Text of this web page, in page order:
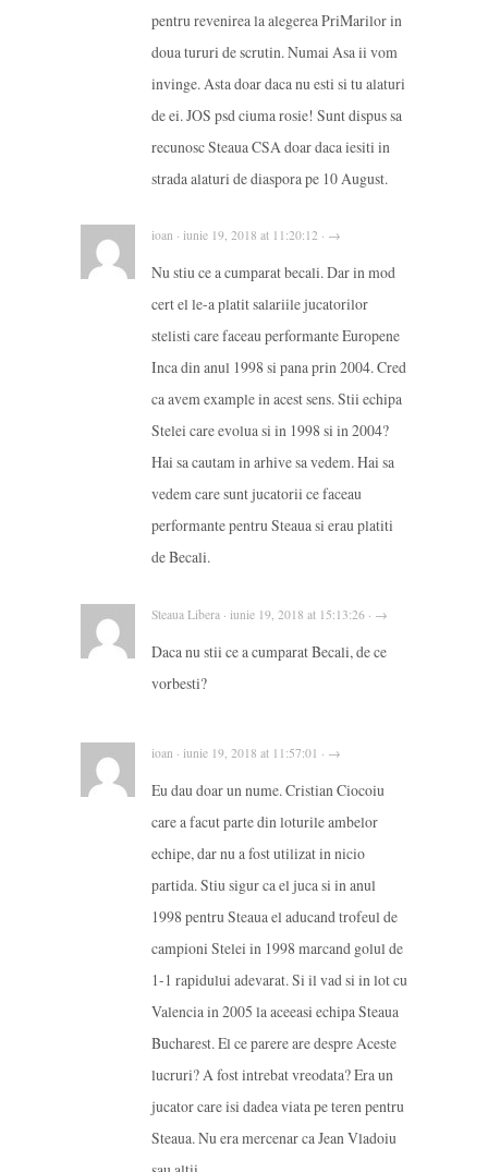
pentru revenirea la alegerea PriMarilor in
doua tururi de scrutin. Numai Asa ii vom
invinge. Asta doar daca nu esti si tu alaturi
de ei. JOS psd ciuma rosie! Sunt dispus sa
recunosc Steaua CSA doar daca iesiti in
strada alaturi de diaspora pe 10 August.
ioan · iunie 19, 2018 at 11:20:12 · →
Nu stiu ce a cumparat becali. Dar in mod
cert el le-a platit salariile jucatorilor
stelisti care faceau performante Europene
Inca din anul 1998 si pana prin 2004. Cred
ca avem example in acest sens. Stii echipa
Stelei care evolua si in 1998 si in 2004?
Hai sa cautam in arhive sa vedem. Hai sa
vedem care sunt jucatorii ce faceau
performante pentru Steaua si erau platiti
de Becali.
Steaua Libera · iunie 19, 2018 at 15:13:26 · →
Daca nu stii ce a cumparat Becali, de ce
vorbesti?
ioan · iunie 19, 2018 at 11:57:01 · →
Eu dau doar un nume. Cristian Ciocoiu
care a facut parte din loturile ambelor
echipe, dar nu a fost utilizat in nicio
partida. Stiu sigur ca el juca si in anul
1998 pentru Steaua el aducand trofeul de
campioni Stelei in 1998 marcand golul de
1-1 rapidului adevarat. Si il vad si in lot cu
Valencia in 2005 la aceeasi echipa Steaua
Bucharest. El ce parere are despre Aceste
lucruri? A fost intrebat vreodata? Era un
jucator care isi dadea viata pe teren pentru
Steaua. Nu era mercenar ca Jean Vladoiu